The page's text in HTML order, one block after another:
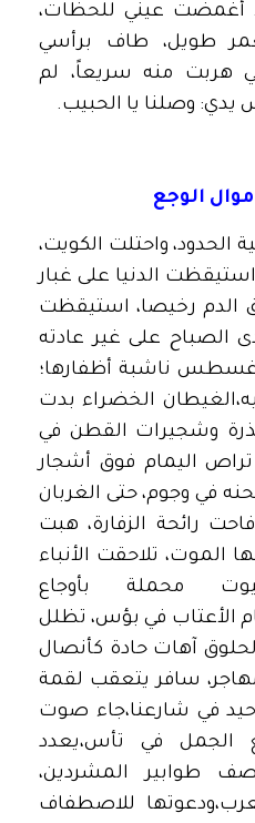
أغمضت عيني للحظات،
طويل، طاف برأسي
هربت منه سريعاً، لم
يدي: وصلنا يا الحبيب.
الوجع
الحدود، واحتلت الكويت،
الدنيا على غبار
الدم رخيصا، استيقظت
الصباح على غير عادته
ناشبة أظفارها؛
الخضراء بدت
وشجيرات القطن في
اليمام فوق أشجار
في وجوم، حتى الغربان
رائحة الزفارة، هبت
الموت، تلاحقت الأنباء
محملة بأوجاع
الأعتاب في بؤس، تظلل
آهات حادة كأنصال
سافر يتعقب لقمة
في شارعنا،جاء صوت
الجمل في تأس،يعدد
طوابير المشردين،
للاصطفاف